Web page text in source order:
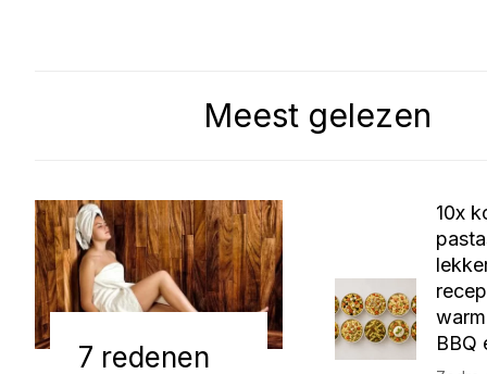
Meest gelezen
7 redenen
10x
BBQ